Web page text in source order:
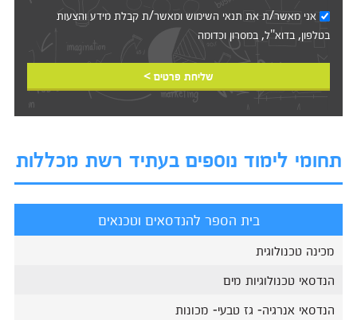
אני מאשר/ת את תנאי השימושומאשר/ת קבלת מידע והצעות
בטלפון, בדוא"ל, במסרון וכדומה‎‎
שליחת פרטים >
תחומי לימוד נוספים בעתיד רשת מכללות
בית הספר להנדסאים וטכנאים
מכינה טכנולוגית
הנדסאי טכנולוגיות מים
הנדסאי אנרגיה- גז טבעי- מכונות